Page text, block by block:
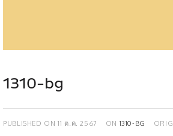
1310-bg
PUBLISHED ON11 ต.ค. 2567 ON 1310-BG